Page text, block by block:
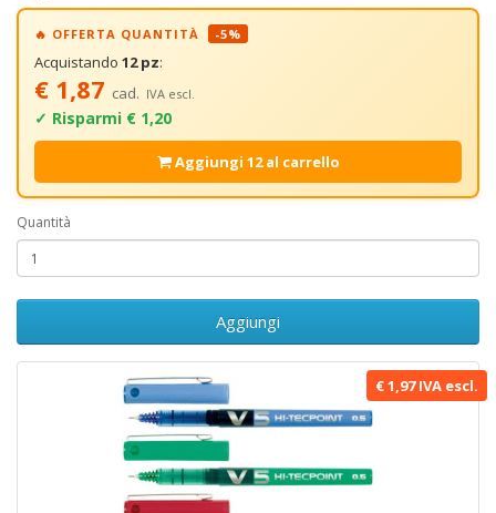
€ 1,97 IVA escl.
🔥 OFFERTA QUANTITÀ -5%
Acquistando 12 pz:
€ 1,87 cad. IVA escl.
✓ Risparmi € 1,20
Aggiungi 12 al carrello
Quantità
Aggiungi